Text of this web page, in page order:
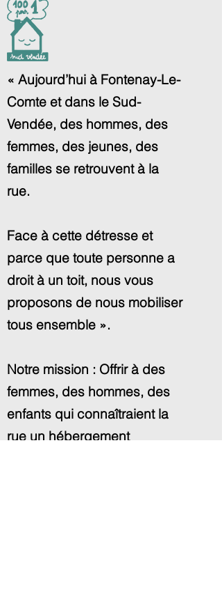
« Aujourd’hui à Fontenay-Le-
Comte et dans le Sud-
Vendée, des hommes, des
femmes, des jeunes, des
familles se retrouvent à la
rue.
Face à cette détresse et
parce que toute personne a
droit à un toit, nous vous
proposons de nous mobiliser
tous ensemble ».
Notre mission : Offrir à des
femmes, des hommes, des
enfants qui connaîtraient la
rue un hébergement